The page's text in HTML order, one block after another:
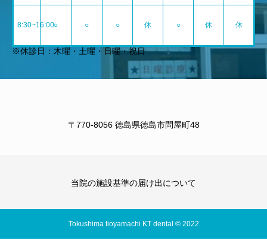
8:30~16:00○ ○ ○ 休 ○ 休 休
※休診日：木曜・土曜・日曜・祝日
〒770-8056 徳島県徳島市問屋町48
当院の施設基準の届け出について
Tokushima tioyamachi KT dental © 2022